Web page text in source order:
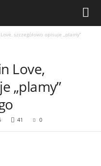
szczegółowo opisuje „plamy”
Love,
„plamy”
41 0